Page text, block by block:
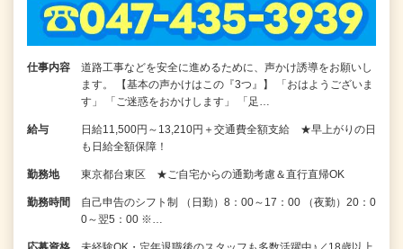
仕事内容
道路工事などを安全に進めるために、声かけ誘導をお願いし
ます。 【基本の声かけはこの『3つ』】 「おはようございま
す」 「ご迷惑をおかけします」 「足…
給与
日給11,500円～13,210円＋交通費全額支給 ★早上がりの日
も日給全額保障！
勤務地 東京都台東区 ★ご自宅からの通勤考慮＆直行直帰OK
勤務時間
自己申告のシフト制 （日勤）8：00～17：00 （夜勤）20：0
0～翌5：00 ※…